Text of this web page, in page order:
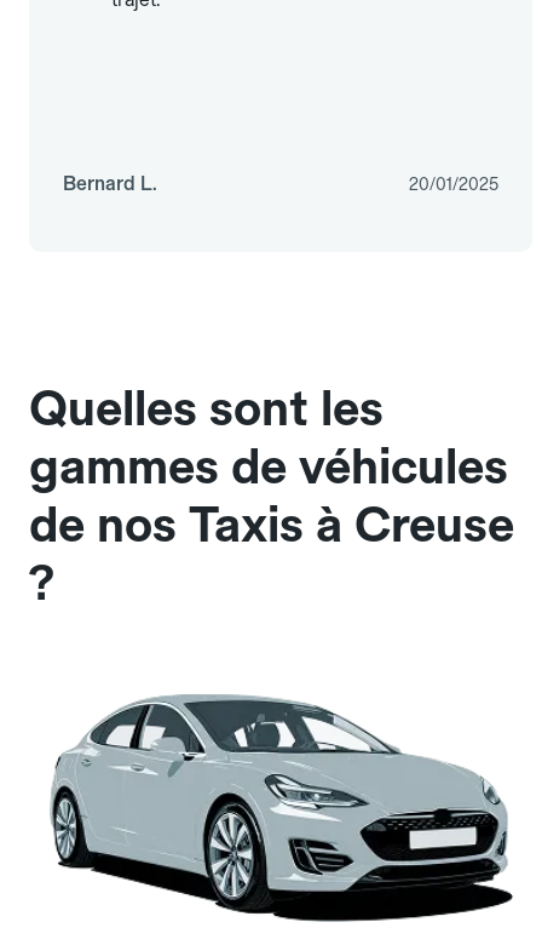
Bernard L. 20/01/2025
Quelles sont les
gammes de véhicules
de nos Taxis à Creuse
?